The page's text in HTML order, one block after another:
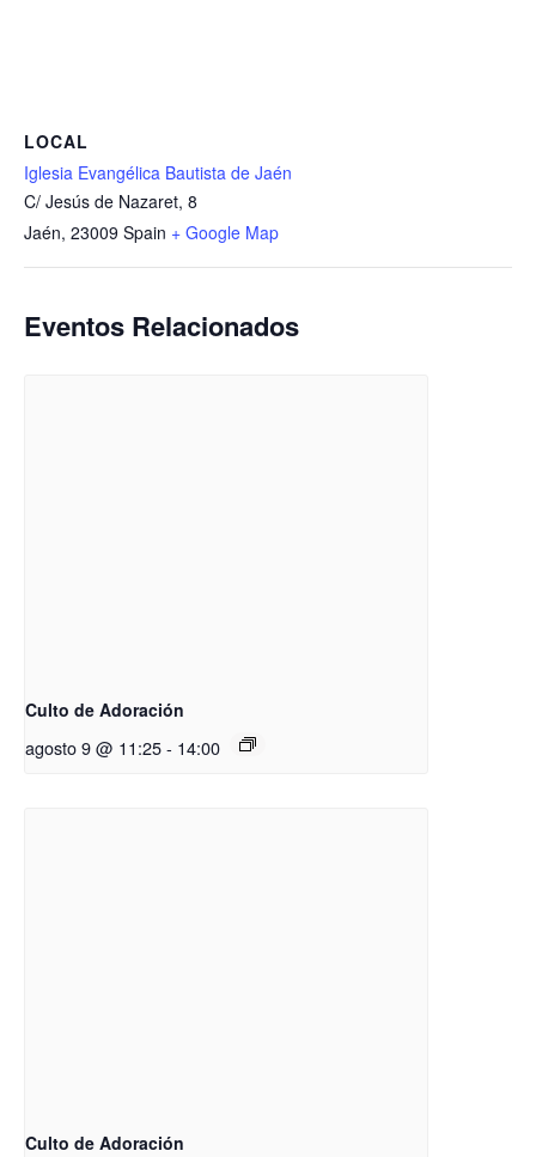
LOCAL
Iglesia Evangélica Bautista de Jaén
C/ Jesús de Nazaret, 8
Jaén, 23009 Spain + Google Map
Eventos Relacionados
Culto de Adoración
agosto 9 @ 11:25- 14:00
Culto de Adoración